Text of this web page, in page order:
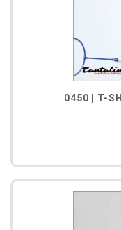
0450 | T-